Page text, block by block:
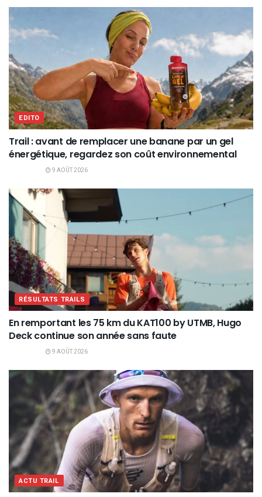
EDITO
Trail : avant de remplacer une banane par un gel
énergétique, regardez son coût environnemental
9 AOÛT 2026
RÉSULTATS TRAILS
En remportant les 75 km du KAT100 by UTMB, Hugo
Deck continue son année sans faute
9 AOÛT 2026
ACTU TRAIL